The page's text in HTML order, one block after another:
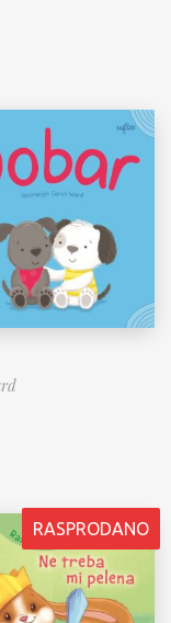
RASPRODANO